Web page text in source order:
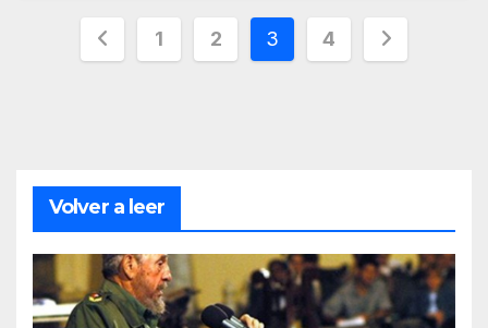
Paginación
1 2 3 4
Volver a leer